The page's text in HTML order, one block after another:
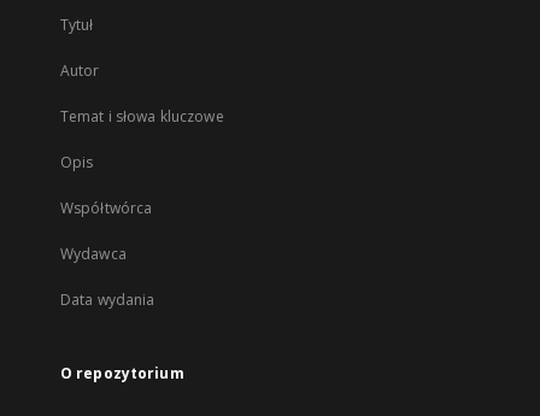
Tytuł
Autor
Temat i słowa kluczowe
Opis
Współtwórca
Wydawca
Data wydania
O repozytorium